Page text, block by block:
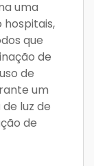
uma
que
de
de
um
luz de
de